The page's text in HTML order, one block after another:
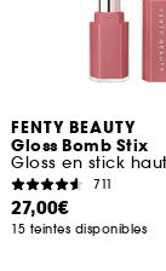
FENTY BEAUTY
Gloss Bomb Stix
Gloss en stick
711
27,00€
15 teintes disponibles